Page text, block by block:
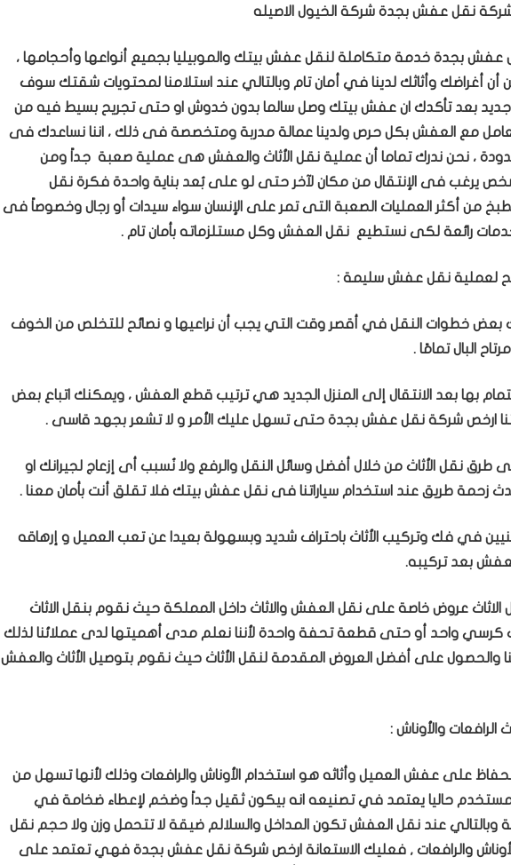
نقل عفش بجدة شركة الخيول الاصيله
بجدة خدمة متكاملة لنقل عفش بيتك والموبيليا بجميع أنواعها وأحجامها ،
أن أغراضك وأثاثك لدينا في أمان تام وبالتالي عند استلامنا لمحتويات شقتك سوف
بعد تأكدك ان عفش بيتك وصل سالما بدون خدوش او حتى تجريح بسيط فيه من
مع العفش بكل حرص ولدينا عمالة مدربة ومتخصصة فى ذلك ، اننا نساعدك فى
، نحن ندرك تماما أن عملية نقل الأثاث والعفش هى عملية صعبة جداً ومن
يرغب فى الإنتقال من مكان لآخر حتى لو على بُعد بناية واحدة فكرة نقل
من أكثر العمليات الصعبة التى تمر على الإنسان سواء سيدات أو رجال وخصوصاً فى
رائعة لكى نستطيع نقل العفش وكل مستلزماته بأمان تام .
لعملية نقل عفش سليمة :
بعض خطوات النقل في أقصر وقت التي يجب أن نراعيها و نصائح للتخلص من الخوف
البال تمامًا .
بها بعد الانتقال إلى المنزل الجديد هي ترتيب قطع العفش ، ويمكنك اتباع بعض
ارخص شركة نقل عفش بجدة حتى تسهل عليك الأمر و لا تشعر بجهد قاسى .
نقل الأثاث من خلال أفضل وسائل النقل والرفع ولا نُسبب أى إزعاج لجيرانك او
زحمة طريق عند استخدام سياراتنا فى نقل عفش بيتك فلا تقلق أنت بأمان معنا .
في فك وتركيب الأثاث باحتراف شديد وبسهولة بعيدا عن تعب العميل و إرهاقه
بعد تركيبه.
الاثاث عروض خاصة على نقل العفش والاثاث داخل المملكة حيث نقوم بنقل الاثاث
واحد أو حتى قطعة تحفة واحدة لأننا نعلم مدى أهميتها لدى عملائنا لذلك
والحصول على أفضل العروض المقدمة لنقل الأثاث حيث نقوم بتوصيل الأثاث والعفش
الرافعات والأوناش :
على عفش العميل وأثاثه هو استخدام الأوناش والرافعات وذلك لأنها تسهل من
المستخدم حاليا يعتمد في تصنيعه انه بيكون ثقيل جداً وضخم لإعطاء ضخامة في
وبالتالي عند نقل العفش تكون المداخل والسلالم ضيقة لا تتحمل وزن ولا حجم نقل
الأوناش والرافعات , فعليك الاستعانة ارخص شركة نقل عفش بجدة فهي تعتمد على